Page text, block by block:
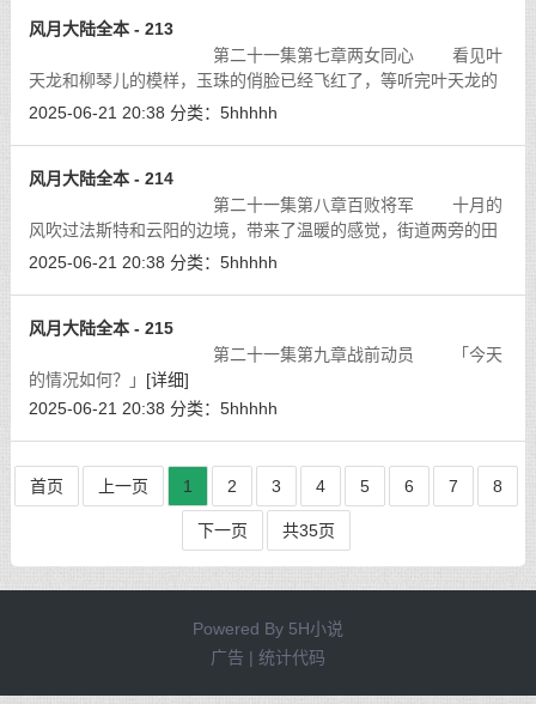
风月大陆全本 - 213
第二十一集第七章两女同心 看见叶
天龙和柳琴儿的模样，玉珠的俏脸已经飞红了，等听完叶天龙的
要求，再看到那一套留给她的衣服，她的脸更是一片绯红。
2025-06-21 20:38 分类： 5hhhhh
风月大陆全本 - 214
第二十一集第八章百败将军 十月的
风吹过法斯特和云阳的边境，带来了温暖的感觉，街道两旁的田
地里到处是成熟的农作物，金黄色的果实沉甸甸的挂在树上，在
2025-06-21 20:38 分类： 5hhhhh
风月大陆全本 - 215
第二十一集第九章战前动员 「今天
的情况如何？」 [详细]
2025-06-21 20:38 分类： 5hhhhh
首页 上一页 1 2 3 4 5 6 7 8
下一页 共35页
Powered By 5H小说
广告 | 统计代码